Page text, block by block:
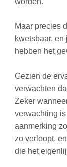
worden.
Maar precies
kwetsbaar, en
hebben het
Gezien de
verwachten
Zeker
verwachting
aanmerking
zo verloopt,
die het